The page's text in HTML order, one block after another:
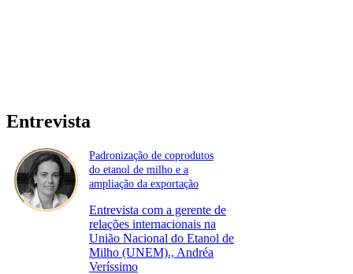
Entrevista
Padronização de coprodutos
do etanol de milho e a
ampliação da exportação
Entrevista com a gerente de
relações internacionais na
União Nacional do Etanol de
Milho (UNEM)., Andréa
Veríssimo